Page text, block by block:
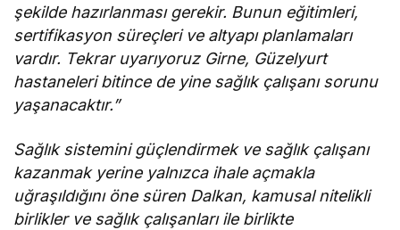
şekilde hazırlanması gerekir. Bunun eğitimleri,
sertifikasyon süreçleri ve altyapı planlamaları
vardır. Tekrar uyarıyoruz Girne, Güzelyurt
hastaneleri bitince de yine sağlık çalışanı sorunu
yaşanacaktır.”
Sağlık sistemini güçlendirmek ve sağlık çalışanı
kazanmak yerine yalnızca ihale açmakla
uğraşıldığını öne süren Dalkan, kamusal nitelikli
birlikler ve sağlık çalışanları ile birlikte